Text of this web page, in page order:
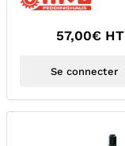
57,00€ HT
Se connecter